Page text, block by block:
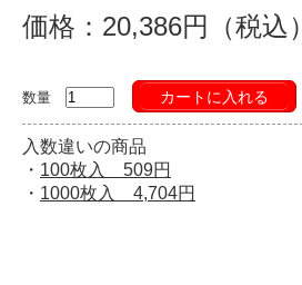
価格：20,386円（税込）
数量 カートに入れる
入数違いの商品
・ 100枚入 509円
・ 1000枚入 4,704円